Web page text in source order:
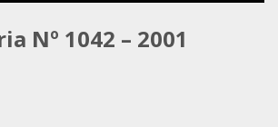
Nº 1042 – 2001